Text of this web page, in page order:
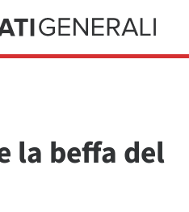
la beffa del